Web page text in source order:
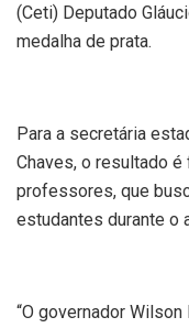
(Ceti) Deputado
medalha de prata.
Para a secretária
Chaves, o resultado
professores, que
estudantes durante o
“O governador